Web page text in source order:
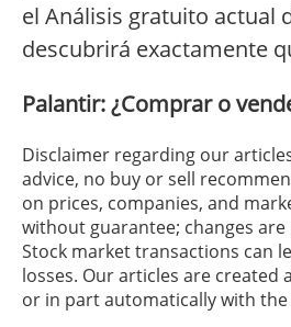
el Análisis gratuito actual
descubrirá exactamente
Palantir: ¿Comprar o
Disclaimer regarding our
advice, no buy or sell
on prices, companies, and
without guarantee; changes
Stock market transactions can
losses. Our articles are created
or in part automatically with